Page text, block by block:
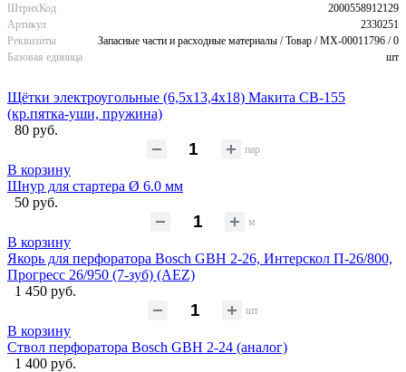
ШтрихКод
2000558912129
Артикул
2330251
Реквизиты
Запасные части и расходные материалы / Товар / MX-00011796 / 0
Базовая единица
шт
Щётки электроугольные (6,5х13,4х18) Макита CB-155
(кр.пятка-уши, пружина)
80 руб.
пар
В корзину
Шнур для стартера Ø 6.0 мм
50 руб.
м
В корзину
Якорь для перфоратора Bosch GBH 2-26, Интерскол П-26/800,
Прогресс 26/950 (7-зуб) (AEZ)
1 450 руб.
шт
В корзину
Ствол перфоратора Bosch GBH 2-24 (аналог)
1 400 руб.